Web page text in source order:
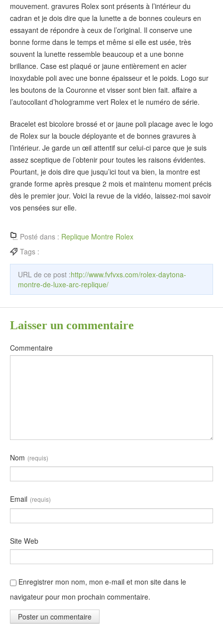
mouvement. gravures Rolex sont présents à l’intérieur du
cadran et je dois dire que la lunette a de bonnes couleurs en
essayant de répondre à ceux de l’original. Il conserve une
bonne forme dans le temps et même si elle est usée, très
souvent la lunette ressemble beaucoup et a une bonne
brillance. Case est plaqué or jaune entièrement en acier
inoxydable poli avec une bonne épaisseur et le poids. Logo sur
les boutons de la Couronne et visser sont bien fait. affaire a
l’autocollant d’hologramme vert Rolex et le numéro de série.
Bracelet est bicolore brossé et or jaune poli placage avec le logo
de Rolex sur la boucle déployante et de bonnes gravures à
l’intérieur. Je garde un œil attentif sur celui-ci parce que je suis
assez sceptique de l’obtenir pour toutes les raisons évidentes.
Pourtant, je dois dire que jusqu’ici tout va bien, la montre est
grande forme après presque 2 mois et maintenu moment précis
dès le premier jour. Voici la revue de la vidéo, laissez-moi savoir
vos pensées sur elle.
Posté dans : Replique Montre Rolex
Tags :
URL de ce post :http://www.fvfvxs.com/rolex-daytona-
montre-de-luxe-arc-replique/
Laisser un commentaire
Commentaire
Nom (requis)
Email (requis)
Site Web
Enregistrer mon nom, mon e-mail et mon site dans le
navigateur pour mon prochain commentaire.